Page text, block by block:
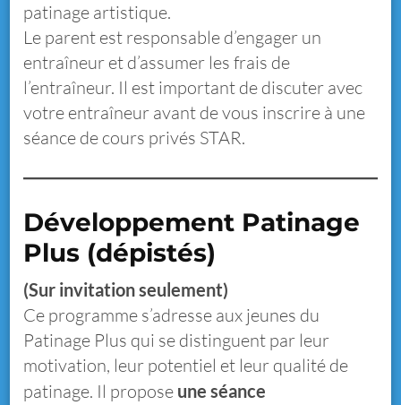
patinage artistique.
Le parent est responsable d’engager un
entraîneur et d’assumer les frais de
l’entraîneur. Il est important de discuter avec
votre entraîneur avant de vous inscrire à une
séance de cours privés STAR.
Développement Patinage
Plus (dépistés)
(Sur invitation seulement)
Ce programme s’adresse aux jeunes du
Patinage Plus qui se distinguent par leur
motivation, leur potentiel et leur qualité de
patinage. Il propose une séance